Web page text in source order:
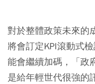
對於整體政策未來的
將會訂定KPI滾動式
能會繼續加碼，「政
是給年輕世代很強的